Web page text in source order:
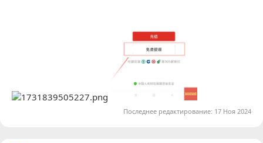
Последнее редактирование: 17 Ноя 2024